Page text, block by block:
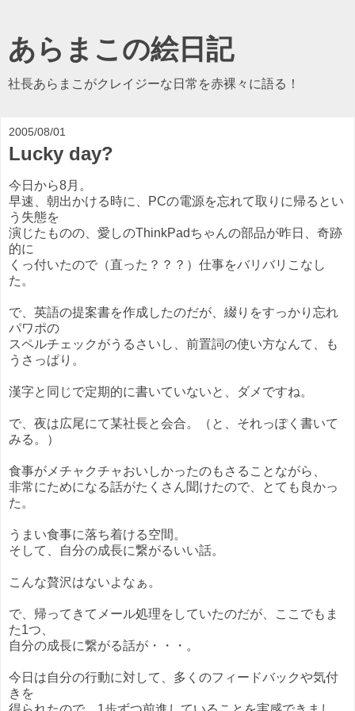
あらまこの絵日記
社長あらまこがクレイジーな日常を赤裸々に語る！
2005/08/01
Lucky day?
今日から8月。
早速、朝出かける時に、PCの電源を忘れて取りに帰るとい
う失態を
演じたものの、愛しのThinkPadちゃんの部品が昨日、奇跡
的に
くっ付いたので（直った？？？）仕事をバリバリこなし
た。
で、英語の提案書を作成したのだが、綴りをすっかり忘れ
パワポの
スペルチェックがうるさいし、前置詞の使い方なんて、も
うさっぱり。
漢字と同じで定期的に書いていないと、ダメですね。
で、夜は広尾にて某社長と会合。（と、それっぽく書いて
みる。）
食事がメチャクチャおいしかったのもさることながら、
非常にためになる話がたくさん聞けたので、とても良かっ
た。
うまい食事に落ち着ける空間。
そして、自分の成長に繋がるいい話。
こんな贅沢はないよなぁ。
で、帰ってきてメール処理をしていたのだが、ここでもま
た1つ、
自分の成長に繋がる話が・・・。
今日は自分の行動に対して、多くのフィードバックや気付
きを